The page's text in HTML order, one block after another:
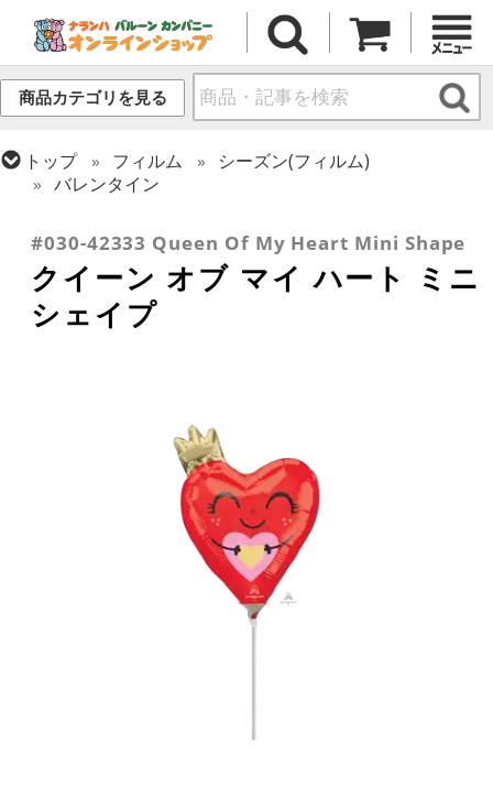
商品カテゴリを見る
トップ フィルム
シーズン(フィルム)
バレンタイン
#030-42333 Queen Of My Heart Mini Shape
クイーン オブ マイ ハート ミニ
シェイプ